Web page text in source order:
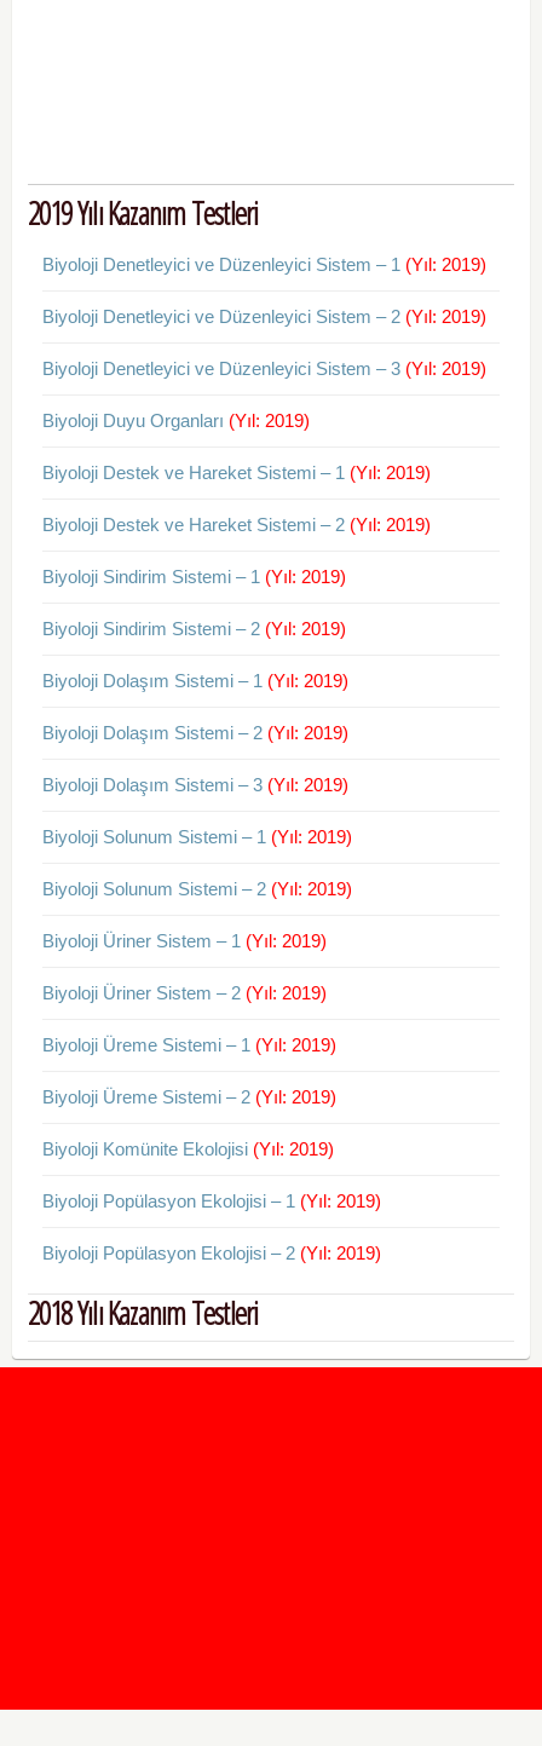
2019 Yılı Kazanım Testleri
Biyoloji Denetleyici ve Düzenleyici Sistem – 1 (Yıl: 2019)
Biyoloji Denetleyici ve Düzenleyici Sistem – 2 (Yıl: 2019)
Biyoloji Denetleyici ve Düzenleyici Sistem – 3 (Yıl: 2019)
Biyoloji Duyu Organları (Yıl: 2019)
Biyoloji Destek ve Hareket Sistemi – 1 (Yıl: 2019)
Biyoloji Destek ve Hareket Sistemi – 2 (Yıl: 2019)
Biyoloji Sindirim Sistemi – 1 (Yıl: 2019)
Biyoloji Sindirim Sistemi – 2 (Yıl: 2019)
Biyoloji Dolaşım Sistemi – 1 (Yıl: 2019)
Biyoloji Dolaşım Sistemi – 2 (Yıl: 2019)
Biyoloji Dolaşım Sistemi – 3 (Yıl: 2019)
Biyoloji Solunum Sistemi – 1 (Yıl: 2019)
Biyoloji Solunum Sistemi – 2 (Yıl: 2019)
Biyoloji Üriner Sistem – 1 (Yıl: 2019)
Biyoloji Üriner Sistem – 2 (Yıl: 2019)
Biyoloji Üreme Sistemi – 1 (Yıl: 2019)
Biyoloji Üreme Sistemi – 2 (Yıl: 2019)
Biyoloji Komünite Ekolojisi (Yıl: 2019)
Biyoloji Popülasyon Ekolojisi – 1 (Yıl: 2019)
Biyoloji Popülasyon Ekolojisi – 2 (Yıl: 2019)
2018 Yılı Kazanım Testleri